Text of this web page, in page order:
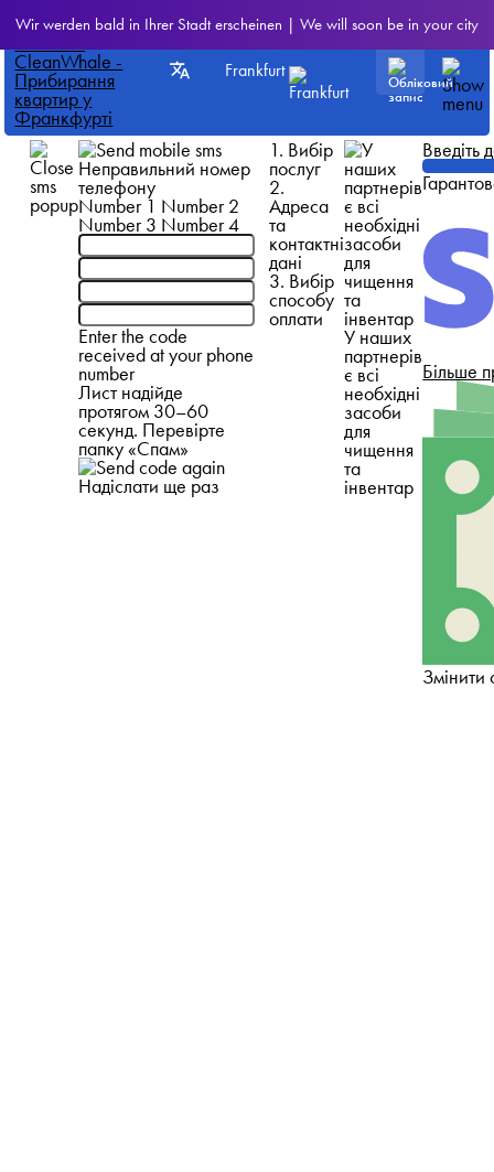
Wir werden bald in Ihrer Stadt erscheinen | We will soon be in your city
Frankfurt
Неправильний номер
телефону
Number 1 Number 2
Number 3 Number 4
Enter the code
received at your phone
number
Лист надійде
протягом 30–60
секунд. Перевірте
папку «Спам»
Надіслати ще раз
1. Вибір
послуг
2.
Адреса
та
контактні
дані
3. Вибір
способу
оплати
У наших
партнерів
є всі
необхідні
засоби
для
чищення
та
інвентар
Введіть
Більше
Змінити